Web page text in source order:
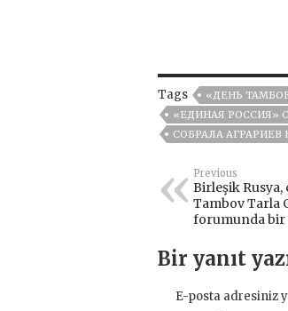
Tags
«ДЕНЬ
«ЕДИНАЯ РОССИЯ»
СОБРАЛА
Previous
Birleşik
Tambov Tarla
forumunda bir
Bir yanıt
E-posta adresiniz